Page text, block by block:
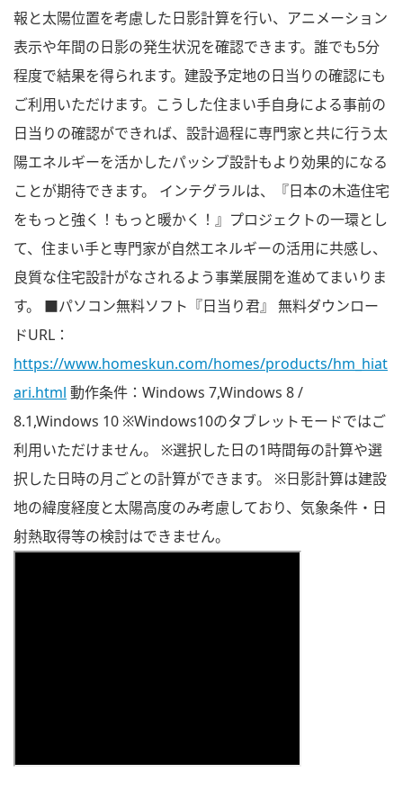
報と太陽位置を考慮した日影計算を行い、アニメーション
表示や年間の日影の発生状況を確認できます。誰でも5分
程度で結果を得られます。建設予定地の日当りの確認にも
ご利用いただけます。こうした住まい手自身による事前の
日当りの確認ができれば、設計過程に専門家と共に行う太
陽エネルギーを活かしたパッシブ設計もより効果的になる
ことが期待できます。 インテグラルは、『日本の木造住宅
をもっと強く！もっと暖かく！』プロジェクトの一環とし
て、住まい手と専門家が自然エネルギーの活用に共感し、
良質な住宅設計がなされるよう事業展開を進めてまいりま
す。 ■パソコン無料ソフト『日当り君』 無料ダウンロー
ドURL：
https://www.homeskun.com/homes/products/hm_hiat
ari.html 動作条件：Windows 7,Windows 8 /
8.1,Windows 10 ※Windows10のタブレットモードではご
利用いただけません。 ※選択した日の1時間毎の計算や選
択した日時の月ごとの計算ができます。 ※日影計算は建設
地の緯度経度と太陽高度のみ考慮しており、気象条件・日
射熱取得等の検討はできません。